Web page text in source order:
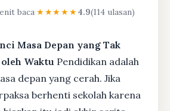
baca·★★★★★4.9(114 ulasan)
Masa Depan yang Tak
Waktu Pendidikan adalah
depan yang cerah. Jika
berhenti sekolah karena